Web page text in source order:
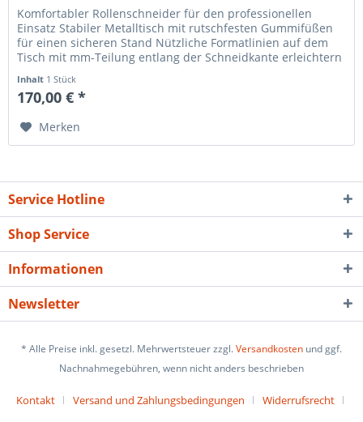
Komfortabler Rollenschneider für den professionellen
Einsatz Stabiler Metalltisch mit rutschfesten Gummifüßen
für einen sicheren Stand Nützliche Formatlinien auf dem
Tisch mit mm-Teilung entlang der Schneidkante erleichtern
Inhalt 1 Stück
170,00 € *
Merken
Service Hotline
Shop Service
Informationen
Newsletter
* Alle Preise inkl. gesetzl. Mehrwertsteuer zzgl.Versandkosten und ggf.
Nachnahmegebühren, wenn nicht anders beschrieben
Kontakt Versand und Zahlungsbedingungen
Widerrufsrecht